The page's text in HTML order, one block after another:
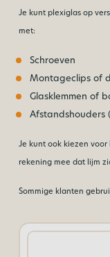
Je kunt plexiglas op
met:
Schroeven
Montageclips of
Glasklemmen of
Afstandshouders
Je kunt ook kiezen
rekening mee dat lijm
Sommige klanten